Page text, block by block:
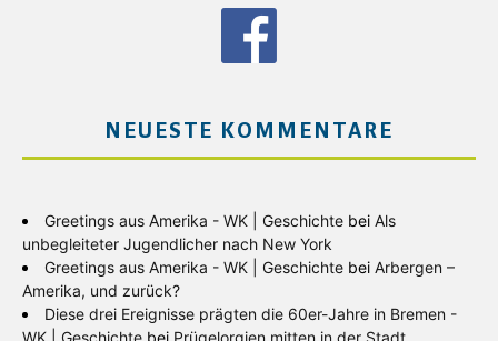
NEUESTE KOMMENTARE
Greetings aus Amerika - WK | Geschichte bei Als
unbegleiteter Jugendlicher nach New York
Greetings aus Amerika - WK | Geschichte bei Arbergen –
Amerika, und zurück?
Diese drei Ereignisse prägten die 60er-Jahre in Bremen -